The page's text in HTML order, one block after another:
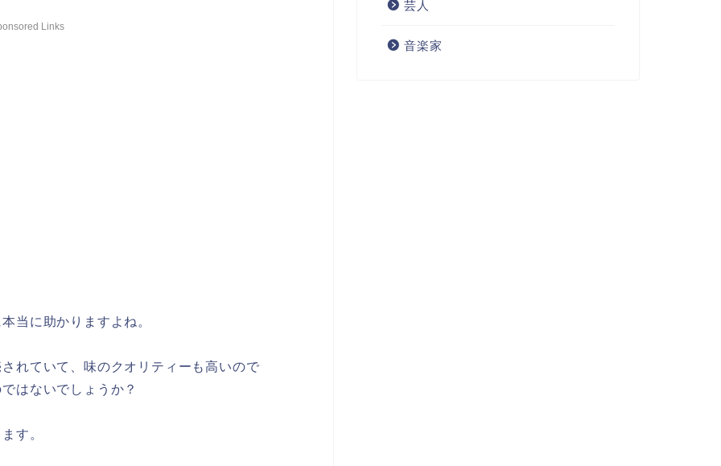
Links
当に助かりますよね。
れていて、味のクオリティーも高いので
はないでしょうか？
す。
芸人
音楽家